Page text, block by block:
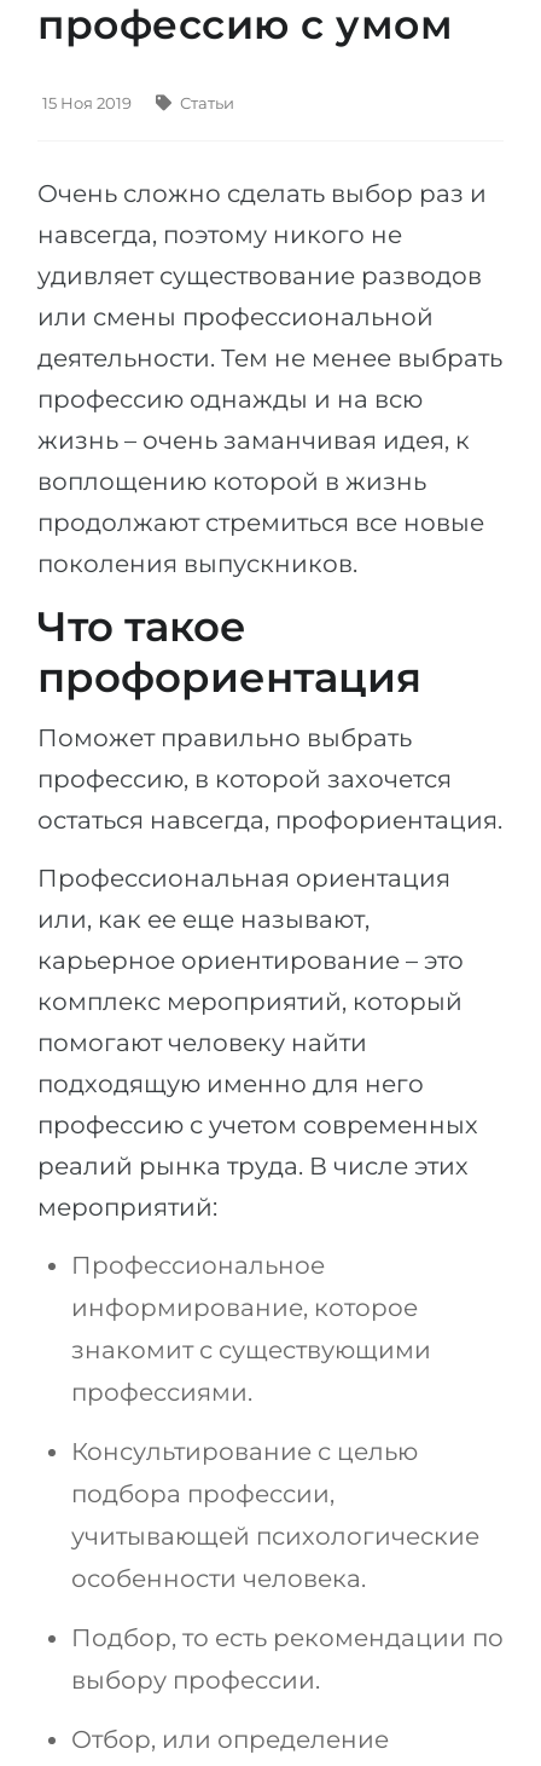
Языковая виза
Штудиенколлеги
Freshman / Foundation
Подготовка к вузу
Подготовка к штудиенколлег
Специальные курсы
Математика
Портфолио
Профессии
Специальности
Примеры вакансий
Успех
100%
Наши студенты успешно поступают
КОНСУЛЬТАЦИЯ!
Штудиенколлег
Магистратура
ПОСТУПАЕМ ПОСЛЕ...
Школы 11 классов
Школы 12 классов (NIS)
Колледжа
IB-Diploma
1 курса
2-3 курса
Бакалавриата
Магистратуры
Медицина
Инженерия
Россия
Беларусь
Другая страна
ЗАПИСАТЬСЯ НА КОНСУЛЬТАЦИЮ
профессию с умом
15 Ноя 2019 Статьи
Очень сложно сделать выбор раз и
навсегда, поэтому никого не
удивляет существование разводов
или смены профессиональной
деятельности. Тем не менее выбрать
профессию однажды и на всю
жизнь – очень заманчивая идея, к
воплощению которой в жизнь
продолжают стремиться все новые
поколения выпускников.
Что такое
профориентация
Поможет правильно выбрать
профессию, в которой захочется
остаться навсегда, профориентация.
Профессиональная ориентация
или, как ее еще называют,
карьерное ориентирование – это
комплекс мероприятий, который
помогают человеку найти
подходящую именно для него
профессию с учетом современных
реалий рынка труда. В числе этих
мероприятий:
Профессиональное
информирование, которое
знакомит с существующими
профессиями.
Консультирование с целью
подбора профессии,
учитывающей психологические
особенности человека.
Подбор, то есть рекомендации по
выбору профессии.
Отбор, или определение